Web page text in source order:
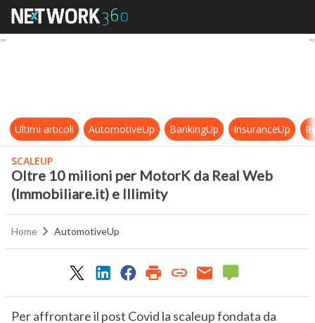
Oltre 10 milioni per MotorK da
Ultimi articoli AutomotiveUp BankingUp InsuranceUp
SCALEUP
Oltre 10 milioni per MotorK da Real Web
(Immobiliare.it) e Illimity
Home AutomotiveUp
Per affrontare il post Covid la scaleup fondata da